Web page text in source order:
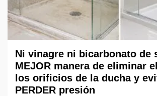
Ni vinagre ni bicarbonato de
MEJOR manera de eliminar
los orificios de la ducha y
PERDER presión